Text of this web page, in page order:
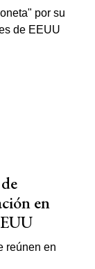
en